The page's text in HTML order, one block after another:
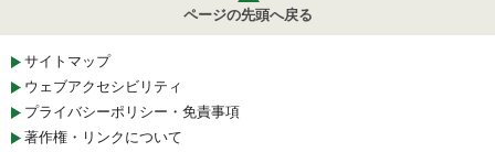
ページの先頭へ戻る
サイトマップ
ウェブアクセシビリティ
プライバシーポリシー・免責事項
著作権・リンクについて